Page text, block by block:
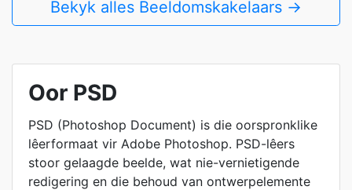
Bekyk alles Beeldomskakelaars →
Oor PSD
PSD (Photoshop Document) is die oorspronklike
lêerformaat vir Adobe Photoshop. PSD-lêers
stoor gelaagde beelde, wat nie-vernietigende
redigering en die behoud van ontwerpelemente